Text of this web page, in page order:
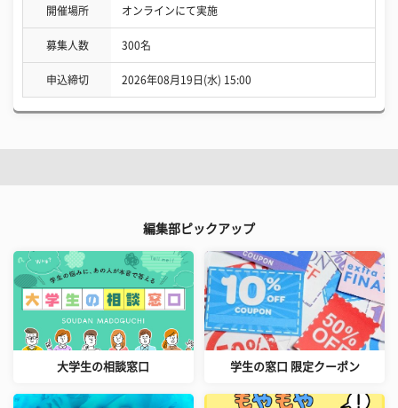
開催場所 オンラインにて実施
募集人数 300名
申込締切 2026年08月19日(水) 15:00
編集部ピックアップ
大学生の相談窓口 学生の窓口 限定クーポン